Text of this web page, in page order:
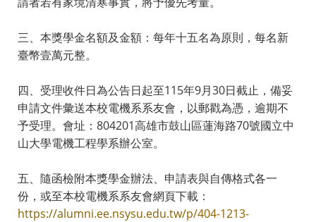
三、本獎學金名額及金額：每年十五名為原則，每名新
臺幣壹萬元整。
四、受理收件日為公告日起至115年9月30日截止，備妥
申請文件彙送本校電機系系友會，以郵戳為憑，逾期不
予受理。會址：804201高雄市鼓山區蓮海路70號國立中
山大學電機工程學系辦公室。
五、隨函檢附本獎學金辦法、申請表與自傳格式各一
份，或至本校電機系系友會網頁下載：
https://alumni.ee.nsysu.edu.tw/p/404-1213-